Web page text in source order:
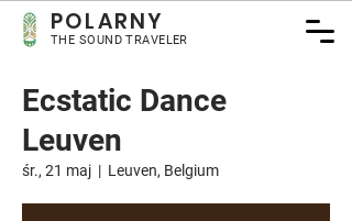
POLARNY
THE SOUND TRAVELER
Ecstatic Dance
Leuven
śr., 21 maj
  |
Leuven, Belgium